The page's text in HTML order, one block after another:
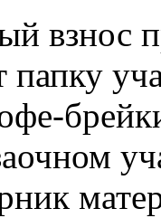
взнос
папку